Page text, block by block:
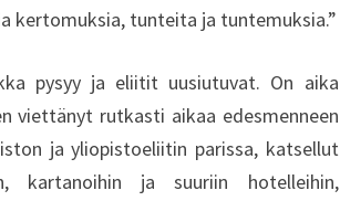
kertomuksia, tunteita ja tuntemuksia.”
pysyy ja eliitit uusiutuvat. On aika
viettänyt rutkasti aikaa edesmenneen
ja yliopistoeliitin parissa, katsellut
kartanoihin ja suuriin hotelleihin,